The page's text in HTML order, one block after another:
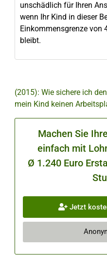
unschädlich für Ihren
wenn Ihr Kind in dieser
Einkommensgrenze von
bleibt.
(2015): Wie sichere ich
mein Kind keinen
Machen Sie
einfach mit
Ø 1.240 Euro
Jetzt